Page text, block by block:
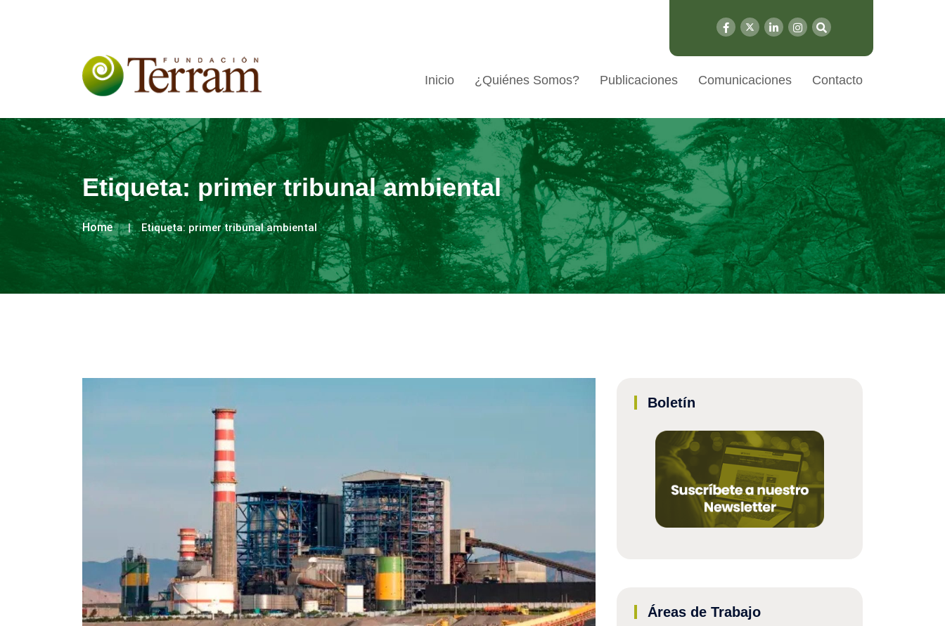
Inicio ¿Quiénes Somos? Publicaciones Comunicaciones Contacto
Etiqueta:primer tribunal ambiental
Home Etiqueta:primer tribunal ambiental
Boletín
Áreas de Trabajo